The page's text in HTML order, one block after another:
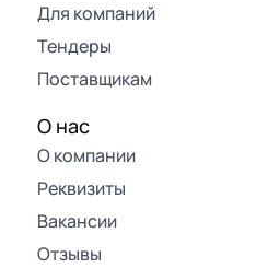
Для компаний
Тендеры
Поставщикам
О нас
О компании
Реквизиты
Вакансии
Отзывы